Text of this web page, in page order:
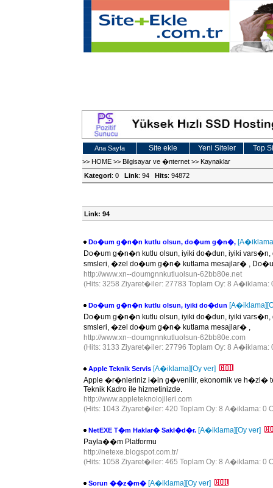
Ana Sayfa Site ekle Yeni Siteler Top
>> HOME >> Bilgisayar ve �nternet >> Kaynaklar
Kategori: 0 Link: 94 Hits: 94872
Link: 94
Do�um g�n�n kutlu olsun, do�um g�n�,
Do�um g�n�n kutlu olsun, iyiki do�dun, iyiki
smsleri, �zel do�um g�n� kutlama mesajlar� ,
http://www.xn--doumgnnkutluolsun-62bb80e.net
(Hits: 3258 Ziyaret�iler: 27783 Toplam Oy: 8 A�iklama:
Do�um g�n�n kutlu olsun, iyiki do�dun [A�iklama]
Do�um g�n�n kutlu olsun, iyiki do�dun, iyiki
smsleri, �zel do�um g�n� kutlama mesajlar� ,
http://www.xn--doumgnnkutluolsun-62bb80e.com
(Hits: 3133 Ziyaret�iler: 27796 Toplam Oy: 8 A�iklama:
Apple Teknik Servis [A�iklama][Oy ver]
Apple �r�nleriniz i�in g�venilir, ekonomik ve h�zl�
Teknik Kadro ile hizmetinizde.
http://www.appleteknolojileri.com
(Hits: 1043 Ziyaret�iler: 420 Toplam Oy: 8 A�iklama: 0
NetEXE T�m Haklar� Sakl�d�r. [A�iklama][Oy ver]
Payla��m Platformu
http://netexe.blogspot.com.tr/
(Hits: 1058 Ziyaret�iler: 465 Toplam Oy: 8 A�iklama: 0
Sorun ��z�m� [A�iklama][Oy ver]